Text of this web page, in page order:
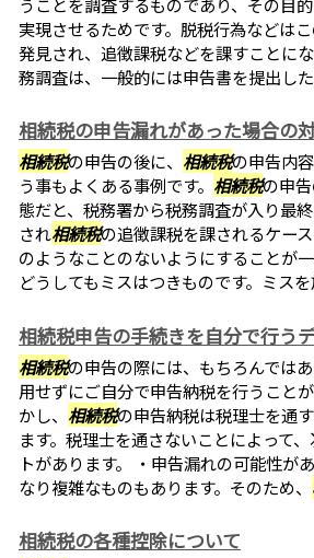
実現させるためです。脱税行為などは
発見され、追徴課税などを課すことにな
務調査は、一般的には申告書を提出し
相続税の申告漏れがあった場合の
相続税の申告の後に、 相続税の申告内
う事もよくある事例です。 相続税の申
態だと、税務署から税務調査が入り最
され相続税の追徴課税を課されるケー
のようなことのないようにすることが一
どうしてもミスはつきものです。ミスを
相続税申告の手続きを自分で行う
相続税の申告の際には、もちろんでは
用せずにご自分で申告納税を行うこと
かし、 相続税の申告納税は税理士を通
ます。税理士を通さないことによって
トがあります。 ・申告漏れの可能性が
なり複雑なものもあります。そのため、
相続税の各種控除について